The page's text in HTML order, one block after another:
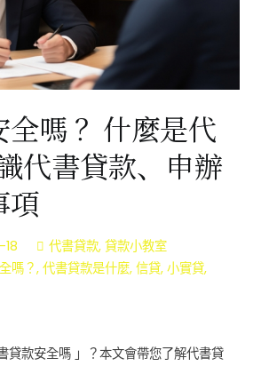
嗎 ？什麼是代
代書貸款、申辦
項
代書貸款,貸款小教室
嗎？, 代書貸款是什麼, 信貸, 小實貸,
貸款安全嗎 」？本文會帶您了解代書貸